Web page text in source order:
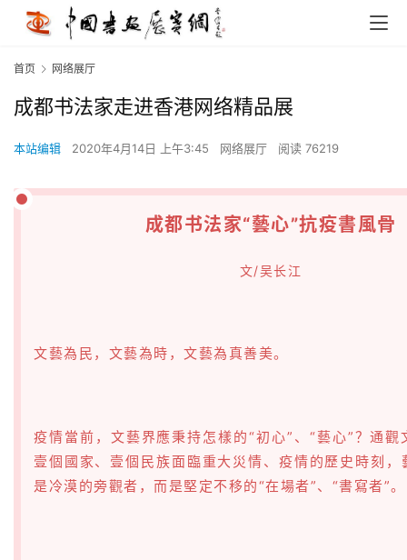
首页 网络展厅
成都书法家走进香港网络精品展
本站编辑 2020年4月14日 上午3:45 网络展厅 阅读 76219
成都书法家“藝心”抗疫書風骨
文/吴长江
文藝為民，文藝為時，文藝為真善美。
疫情當前，文藝界應秉持怎樣的“初心”、“藝心”？通
壹個國家、壹個民族面臨重大災情、疫情的歷史時刻，
是冷漠的旁觀者，而是堅定不移的“在場者”、“書寫者”。